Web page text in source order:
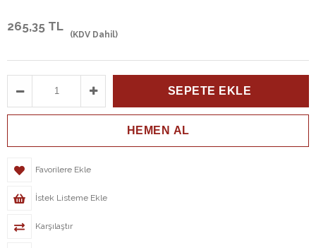
265,35 TL
(KDV Dahil)
Favorilere Ekle
İstek Listeme Ekle
Karşılaştır